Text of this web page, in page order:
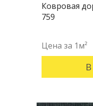
Ковровая
759